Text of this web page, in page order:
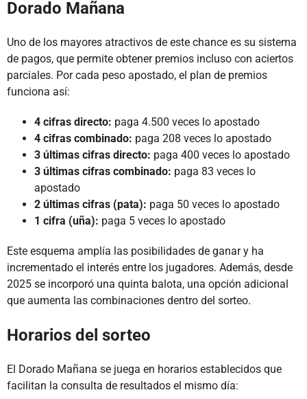
Dorado Mañana
Uno de los mayores atractivos de este chance es su sistema
de pagos, que permite obtener premios incluso con aciertos
parciales. Por cada peso apostado, el plan de premios
funciona así:
4 cifras directo: paga 4.500 veces lo apostado
4 cifras combinado: paga 208 veces lo apostado
3 últimas cifras directo: paga 400 veces lo apostado
3 últimas cifras combinado: paga 83 veces lo
apostado
2 últimas cifras (pata): paga 50 veces lo apostado
1 cifra (uña): paga 5 veces lo apostado
Este esquema amplía las posibilidades de ganar y ha
incrementado el interés entre los jugadores. Además, desde
2025 se incorporó una quinta balota, una opción adicional
que aumenta las combinaciones dentro del sorteo.
Horarios del sorteo
El Dorado Mañana se juega en horarios establecidos que
facilitan la consulta de resultados el mismo día: